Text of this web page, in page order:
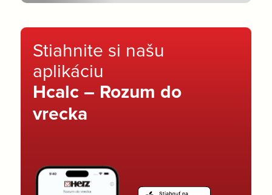
Stiahnite si našu
aplikáciu
Hcalc – Rozum do
vrecka